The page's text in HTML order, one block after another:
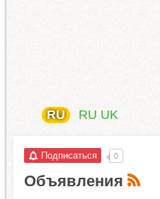
RU RU UK
Подписаться 0
Объявления